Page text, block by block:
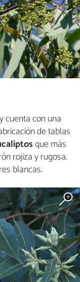
cuenta con una
de tablas
que más
rojiza y rugosa.
blancas.